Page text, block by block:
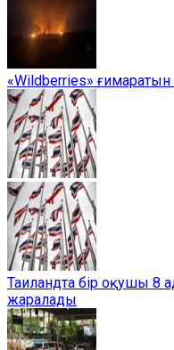
«Wildberries»
Таиландта бір оқушы 8
жаралады